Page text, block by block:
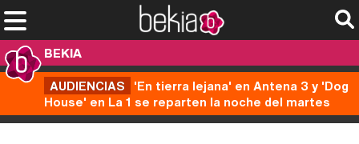
BEKIA
AUDIENCIAS 'En tierra lejana' en Antena 3 y 'Dog
House' en La 1 se reparten la noche del martes